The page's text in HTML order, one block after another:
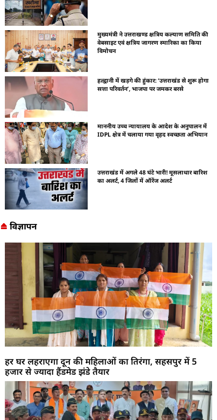
मुख्यमंत्री ने उत्तराखण्ड क्षत्रिय कल्याण समिति की
वेबसाइट एवं क्षत्रिय जागरण स्मारिका का किया
विमोचन
हल्द्वानी में खड़गे की हुंकार: ‘उत्तराखंड से शुरू होगा
सत्ता परिवर्तन’, भाजपा पर जमकर बरसे
माननीय उच्च न्यायालय के आदेश के अनुपालन में
IDPL क्षेत्र में चलाया गया वृहद स्वच्छता अभियान
उत्तराखंड में अगले 48 घंटे भारी! मूसलाधार बारिश
का अलर्ट, 4 जिलों में ऑरेंज अलर्ट
विज्ञापन
हर घर लहराएगा दून की महिलाओं का तिरंगा, सहसपुर में 5
हजार से ज्यादा हैंडमेड झंडे तैयार